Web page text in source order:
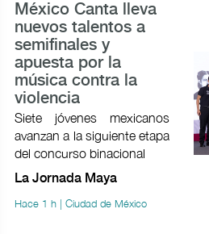
México Canta lleva
nuevos talentos a
semifinales y
apuesta por la
música contra la
violencia
Siete jóvenes mexicanos
avanzan a la siguiente etapa
del concurso binacional
La Jornada Maya
Hace 1 h | Ciudad de México